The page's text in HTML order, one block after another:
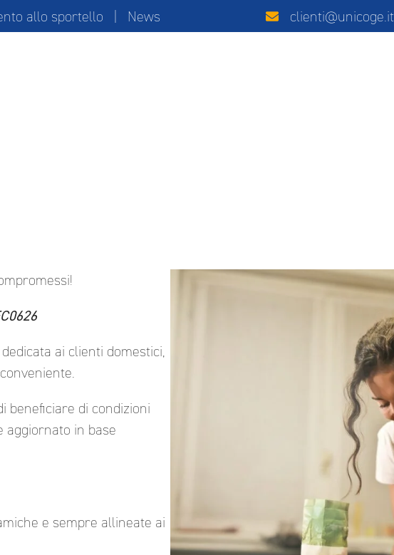
allo sportello | News clienti@unicoge.it
ai clienti domestici,
beneficiare di condizioni
aggiornato in base
e sempre allineate ai